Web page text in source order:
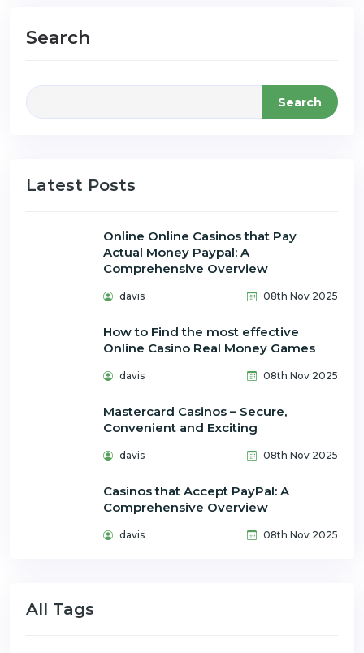
Search
Search
Latest Posts
Online Online Casinos that Pay
Actual Money Paypal: A
Comprehensive Overview
davis 08th Nov 2025
How to Find the most effective
Online Casino Real Money Games
davis 08th Nov 2025
Mastercard Casinos – Secure,
Convenient and Exciting
davis 08th Nov 2025
Casinos that Accept PayPal: A
Comprehensive Overview
davis 08th Nov 2025
All Tags